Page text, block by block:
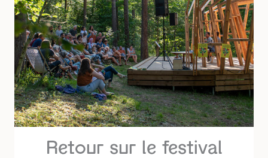
Retour sur le festival